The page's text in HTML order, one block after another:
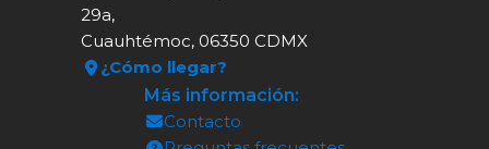
29a,
Cuauhtémoc, 06350 CDMX
¿Cómo llegar?
Más información:
Contacto